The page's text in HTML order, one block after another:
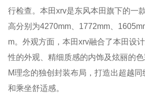
行检查。本田xrv是东风本田旗下的一
高分别为4270mm、1772mm、
m。外观方面，本田xrv融合了本田设
性的外观、精细质感的内饰及炫丽的
M理念的独创封装布局，打造出超越
和乘坐舒适感。